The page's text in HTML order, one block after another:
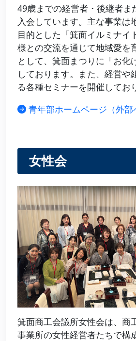
49歳までの経営者・後継者ま
入会しています。主な事業は
目的とした「箕面イルミナイ
様との交流を通じて地域愛を
として、箕面まつりに「お化
しております。また、経営や
る各種セミナーを開催してお
青年部ホームページ（外部
女性会
箕面商工会議所女性会は、商
事業所の女性経営者たちで構